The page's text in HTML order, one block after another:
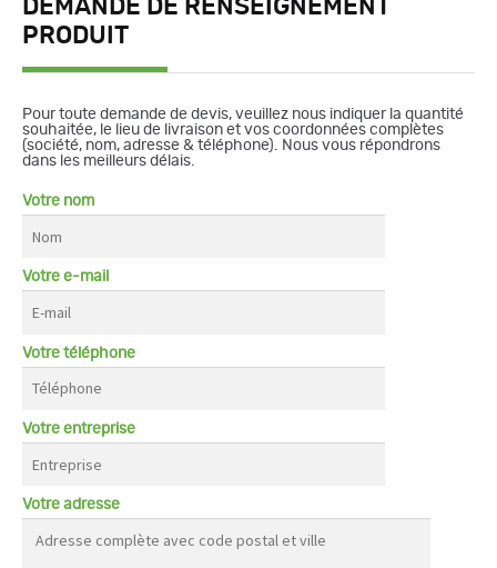
DEMANDE DE RENSEIGNEMENT
PRODUIT
Pour toute demande de devis, veuillez nous indiquer la quantité
souhaitée, le lieu de livraison et vos coordonnées complètes
(société, nom, adresse & téléphone). Nous vous répondrons
dans les meilleurs délais.
Votre nom
Votre e-mail
Votre téléphone
Votre entreprise
Votre adresse